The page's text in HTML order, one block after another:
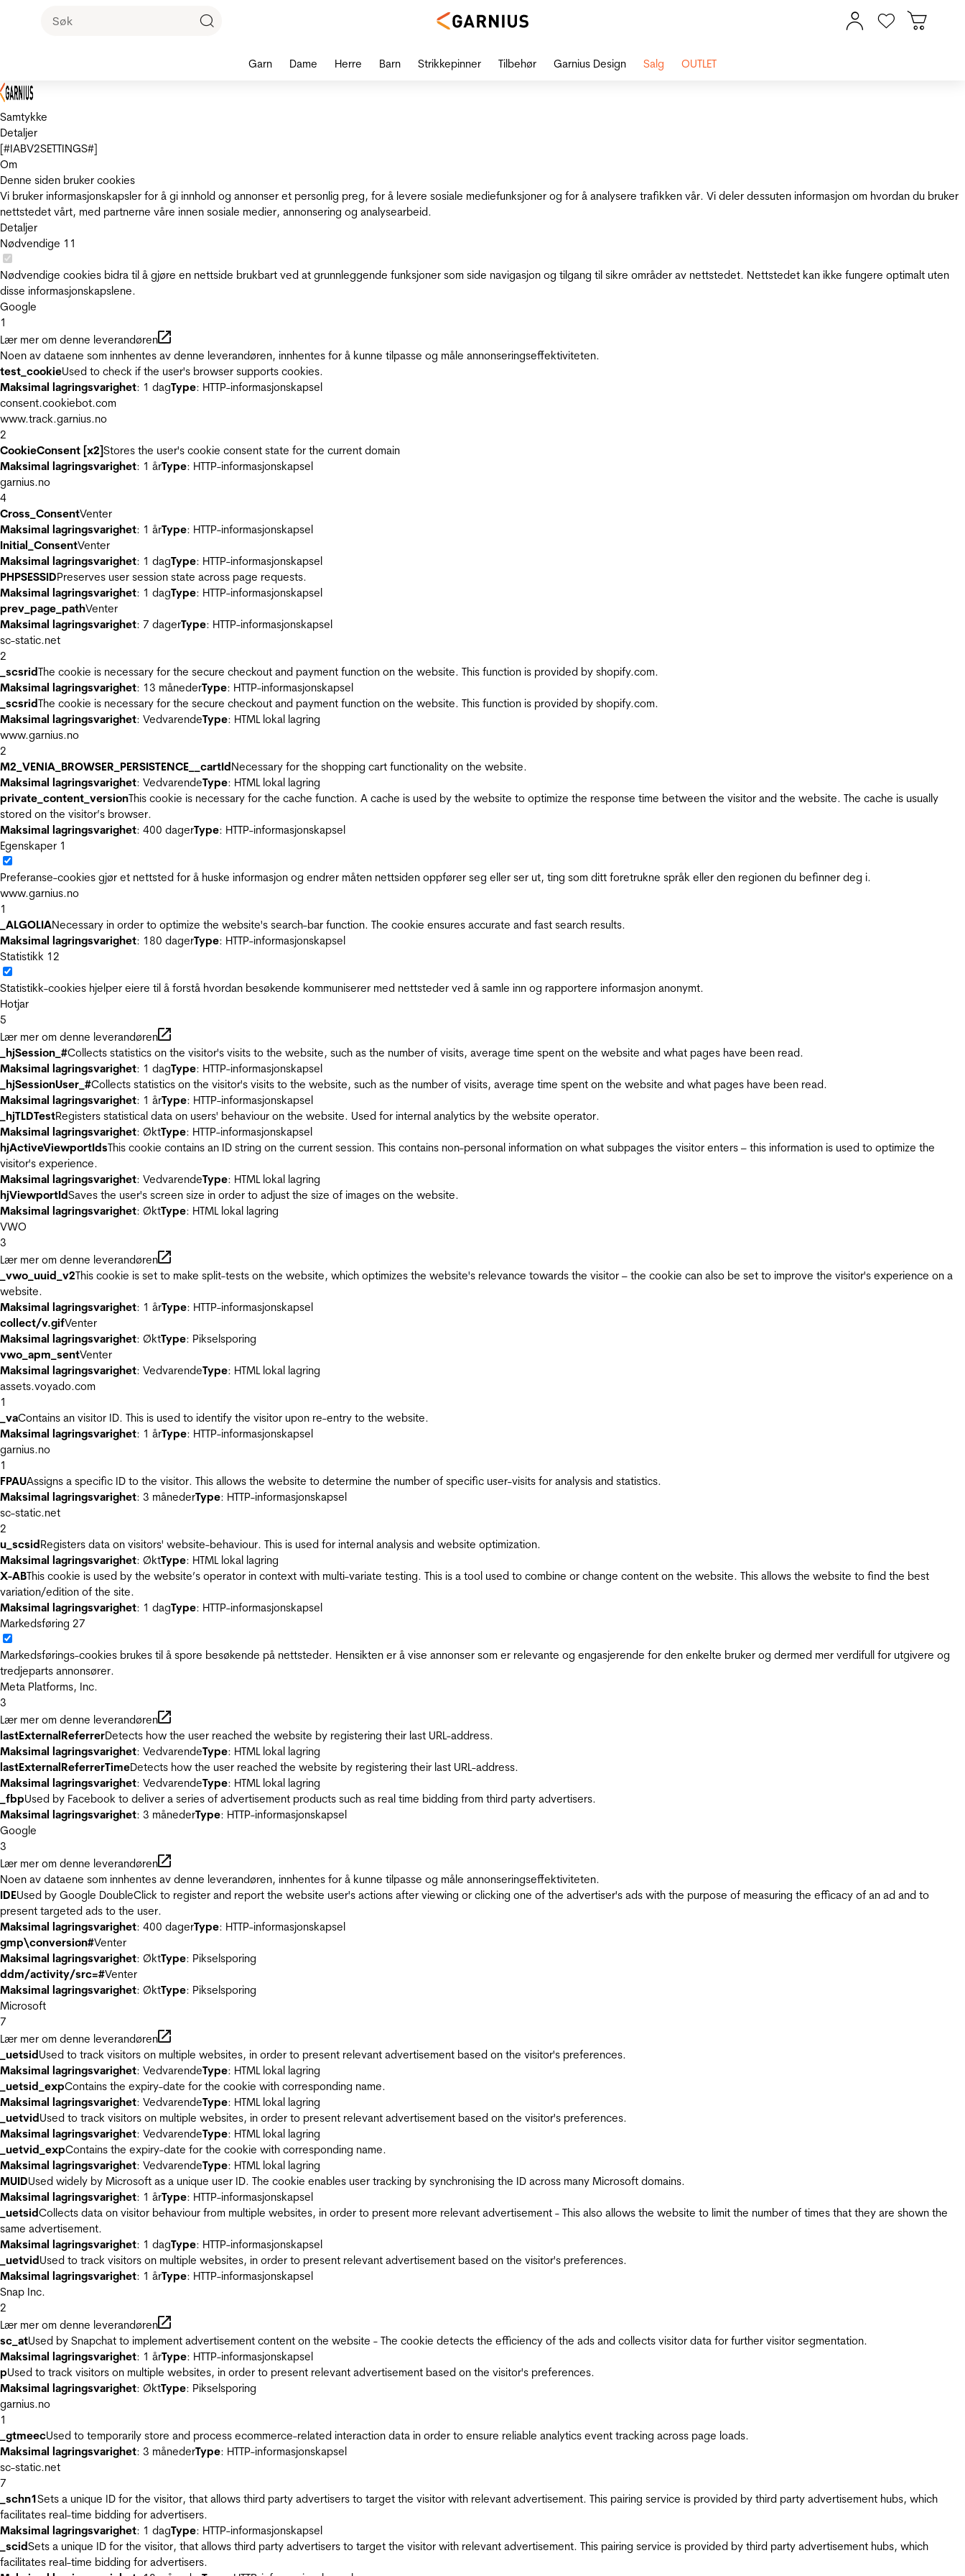
Samtykke
Detaljer
[#IABV2SETTINGS#]
Om
Denne siden bruker cookies
Vi bruker informasjonskapsler for å gi innhold og annonser et personlig preg, for å levere sosiale mediefunksjoner og for å analysere trafikken vår. Vi deler dessuten informasjon om hvordan du bruker
nettstedet vårt, med partnerne våre innen sosiale medier, annonsering og analysearbeid.
Detaljer
Nødvendige 11
Nødvendige cookies bidra til å gjøre en nettside brukbart ved at grunnleggende funksjoner som side navigasjon og tilgang til sikre områder av nettstedet. Nettstedet kan ikke fungere optimalt uten
disse informasjonskapslene.
Google
1
Lær mer om denne leverandøren
Noen av dataene som innhentes av denne leverandøren, innhentes for å kunne tilpasse og måle annonseringseffektiviteten.
test_cookieUsed to check if the user's browser supports cookies.
Maksimal lagringsvarighet: 1 dagType: HTTP-informasjonskapsel
consent.cookiebot.com
www.track.garnius.no
2
CookieConsent [x2]Stores the user's cookie consent state for the current domain
Maksimal lagringsvarighet: 1 årType: HTTP-informasjonskapsel
garnius.no
4
Cross_ConsentVenter
Maksimal lagringsvarighet: 1 årType: HTTP-informasjonskapsel
Initial_ConsentVenter
Maksimal lagringsvarighet: 1 dagType: HTTP-informasjonskapsel
PHPSESSIDPreserves user session state across page requests.
Maksimal lagringsvarighet: 1 dagType: HTTP-informasjonskapsel
prev_page_pathVenter
Maksimal lagringsvarighet: 7 dagerType: HTTP-informasjonskapsel
sc-static.net
2
_scsridThe cookie is necessary for the secure checkout and payment function on the website. This function is provided by shopify.com.
Maksimal lagringsvarighet: 13 månederType: HTTP-informasjonskapsel
_scsridThe cookie is necessary for the secure checkout and payment function on the website. This function is provided by shopify.com.
Maksimal lagringsvarighet: VedvarendeType: HTML lokal lagring
www.garnius.no
2
M2_VENIA_BROWSER_PERSISTENCE__cartIdNecessary for the shopping cart functionality on the website.
Maksimal lagringsvarighet: VedvarendeType: HTML lokal lagring
private_content_versionThis cookie is necessary for the cache function. A cache is used by the website to optimize the response time between the visitor and the website. The cache is usually
stored on the visitor’s browser.
Maksimal lagringsvarighet: 400 dagerType: HTTP-informasjonskapsel
Egenskaper 1
Preferanse-cookies gjør et nettsted for å huske informasjon og endrer måten nettsiden oppfører seg eller ser ut, ting som ditt foretrukne språk eller den regionen du befinner deg i.
www.garnius.no
1
_ALGOLIANecessary in order to optimize the website's search-bar function. The cookie ensures accurate and fast search results.
Maksimal lagringsvarighet: 180 dagerType: HTTP-informasjonskapsel
Statistikk 12
Statistikk-cookies hjelper eiere til å forstå hvordan besøkende kommuniserer med nettsteder ved å samle inn og rapportere informasjon anonymt.
Hotjar
5
Lær mer om denne leverandøren
_hjSession_#Collects statistics on the visitor's visits to the website, such as the number of visits, average time spent on the website and what pages have been read.
Maksimal lagringsvarighet: 1 dagType: HTTP-informasjonskapsel
_hjSessionUser_#Collects statistics on the visitor's visits to the website, such as the number of visits, average time spent on the website and what pages have been read.
Maksimal lagringsvarighet: 1 årType: HTTP-informasjonskapsel
_hjTLDTestRegisters statistical data on users' behaviour on the website. Used for internal analytics by the website operator.
Maksimal lagringsvarighet: ØktType: HTTP-informasjonskapsel
hjActiveViewportIdsThis cookie contains an ID string on the current session. This contains non-personal information on what subpages the visitor enters – this information is used to optimize the
visitor's experience.
Maksimal lagringsvarighet: VedvarendeType: HTML lokal lagring
hjViewportIdSaves the user's screen size in order to adjust the size of images on the website.
Maksimal lagringsvarighet: ØktType: HTML lokal lagring
VWO
3
Lær mer om denne leverandøren
_vwo_uuid_v2This cookie is set to make split-tests on the website, which optimizes the website's relevance towards the visitor – the cookie can also be set to improve the visitor's experience on a
website.
Maksimal lagringsvarighet: 1 årType: HTTP-informasjonskapsel
collect/v.gifVenter
Maksimal lagringsvarighet: ØktType: Pikselsporing
vwo_apm_sentVenter
Maksimal lagringsvarighet: VedvarendeType: HTML lokal lagring
assets.voyado.com
1
_vaContains an visitor ID. This is used to identify the visitor upon re-entry to the website.
Maksimal lagringsvarighet: 1 årType: HTTP-informasjonskapsel
garnius.no
1
FPAUAssigns a specific ID to the visitor. This allows the website to determine the number of specific user-visits for analysis and statistics.
Maksimal lagringsvarighet: 3 månederType: HTTP-informasjonskapsel
sc-static.net
2
u_scsidRegisters data on visitors' website-behaviour. This is used for internal analysis and website optimization.
Maksimal lagringsvarighet: ØktType: HTML lokal lagring
X-ABThis cookie is used by the website’s operator in context with multi-variate testing. This is a tool used to combine or change content on the website. This allows the website to find the best
variation/edition of the site.
Maksimal lagringsvarighet: 1 dagType: HTTP-informasjonskapsel
Markedsføring 27
Markedsførings-cookies brukes til å spore besøkende på nettsteder. Hensikten er å vise annonser som er relevante og engasjerende for den enkelte bruker og dermed mer verdifull for utgivere og
tredjeparts annonsører.
Meta Platforms, Inc.
3
Lær mer om denne leverandøren
lastExternalReferrerDetects how the user reached the website by registering their last URL-address.
Maksimal lagringsvarighet: VedvarendeType: HTML lokal lagring
lastExternalReferrerTimeDetects how the user reached the website by registering their last URL-address.
Maksimal lagringsvarighet: VedvarendeType: HTML lokal lagring
_fbpUsed by Facebook to deliver a series of advertisement products such as real time bidding from third party advertisers.
Maksimal lagringsvarighet: 3 månederType: HTTP-informasjonskapsel
Google
3
Lær mer om denne leverandøren
Noen av dataene som innhentes av denne leverandøren, innhentes for å kunne tilpasse og måle annonseringseffektiviteten.
IDEUsed by Google DoubleClick to register and report the website user's actions after viewing or clicking one of the advertiser's ads with the purpose of measuring the efficacy of an ad and to
present targeted ads to the user.
Maksimal lagringsvarighet: 400 dagerType: HTTP-informasjonskapsel
gmp\conversion#Venter
Maksimal lagringsvarighet: ØktType: Pikselsporing
ddm/activity/src=#Venter
Maksimal lagringsvarighet: ØktType: Pikselsporing
Microsoft
7
Lær mer om denne leverandøren
_uetsidUsed to track visitors on multiple websites, in order to present relevant advertisement based on the visitor's preferences.
Maksimal lagringsvarighet: VedvarendeType: HTML lokal lagring
_uetsid_expContains the expiry-date for the cookie with corresponding name.
Maksimal lagringsvarighet: VedvarendeType: HTML lokal lagring
_uetvidUsed to track visitors on multiple websites, in order to present relevant advertisement based on the visitor's preferences.
Maksimal lagringsvarighet: VedvarendeType: HTML lokal lagring
_uetvid_expContains the expiry-date for the cookie with corresponding name.
Maksimal lagringsvarighet: VedvarendeType: HTML lokal lagring
MUIDUsed widely by Microsoft as a unique user ID. The cookie enables user tracking by synchronising the ID across many Microsoft domains.
Maksimal lagringsvarighet: 1 årType: HTTP-informasjonskapsel
_uetsidCollects data on visitor behaviour from multiple websites, in order to present more relevant advertisement - This also allows the website to limit the number of times that they are shown the
same advertisement.
Maksimal lagringsvarighet: 1 dagType: HTTP-informasjonskapsel
_uetvidUsed to track visitors on multiple websites, in order to present relevant advertisement based on the visitor's preferences.
Maksimal lagringsvarighet: 1 årType: HTTP-informasjonskapsel
Snap Inc.
2
Lær mer om denne leverandøren
sc_atUsed by Snapchat to implement advertisement content on the website - The cookie detects the efficiency of the ads and collects visitor data for further visitor segmentation.
Maksimal lagringsvarighet: 1 årType: HTTP-informasjonskapsel
pUsed to track visitors on multiple websites, in order to present relevant advertisement based on the visitor's preferences.
Maksimal lagringsvarighet: ØktType: Pikselsporing
garnius.no
1
_gtmeecUsed to temporarily store and process ecommerce-related interaction data in order to ensure reliable analytics event tracking across page loads.
Maksimal lagringsvarighet: 3 månederType: HTTP-informasjonskapsel
sc-static.net
7
_schn1Sets a unique ID for the visitor, that allows third party advertisers to target the visitor with relevant advertisement. This pairing service is provided by third party advertisement hubs, which
facilitates real-time bidding for advertisers.
Maksimal lagringsvarighet: 1 dagType: HTTP-informasjonskapsel
_scidSets a unique ID for the visitor, that allows third party advertisers to target the visitor with relevant advertisement. This pairing service is provided by third party advertisement hubs, which
facilitates real-time bidding for advertisers.
Garn Dame Herre Barn Strikkepinner Tilbehør Garnius Design Salg OUTLET